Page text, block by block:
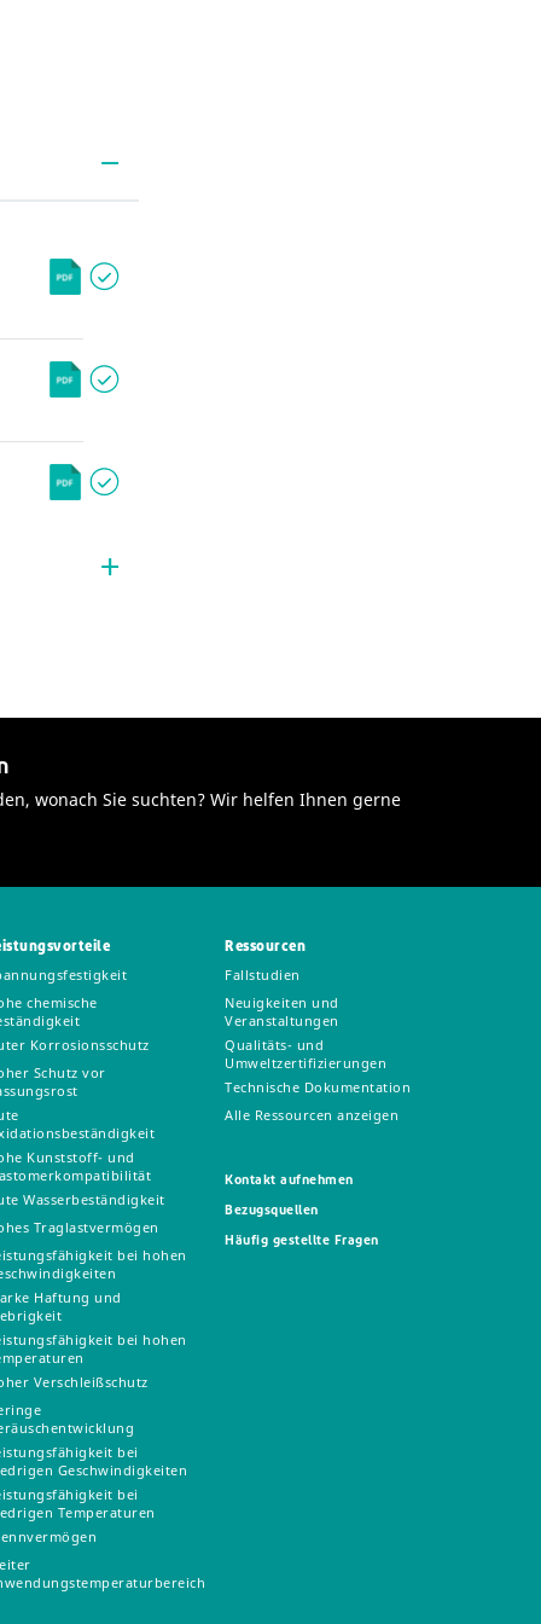
wonach Sie suchten? Wir helfen Ihnen gerne
chemische
Korrosionsschutz
Schutz vor
Kunststoff- und
Wasserbeständigkeit
Traglastvermögen
bei hohen
Haftung und
bei hohen
Verschleißschutz
bei
Geschwindigkeiten
bei
Temperaturen
Ressourcen
Fallstudien
Neuigkeiten und
Veranstaltungen
Qualitäts- und
Umweltzertifizierungen
Technische Dokumentation
Alle Ressourcen anzeigen
Kontakt aufnehmen
Bezugsquellen
Häufig gestellte Fragen